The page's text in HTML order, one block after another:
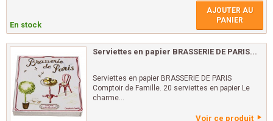
En stock
AJOUTER AU
PANIER
Serviettes en papier BRASSERIE DE PARIS...
Serviettes en papier BRASSERIE DE PARIS
Comptoir de Famille. 20 serviettes en papier Le
charme...
Voir ce produit